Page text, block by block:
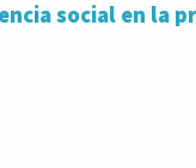
social en la